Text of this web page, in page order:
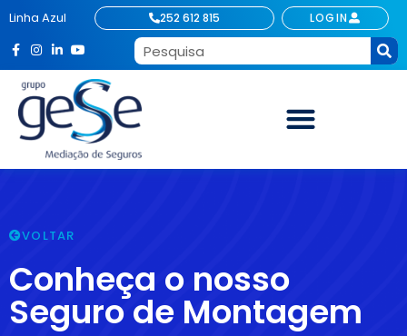
Linha Azul 252 612 815 LOGIN
VOLTAR
Conheça o nosso
Seguro de Montagem